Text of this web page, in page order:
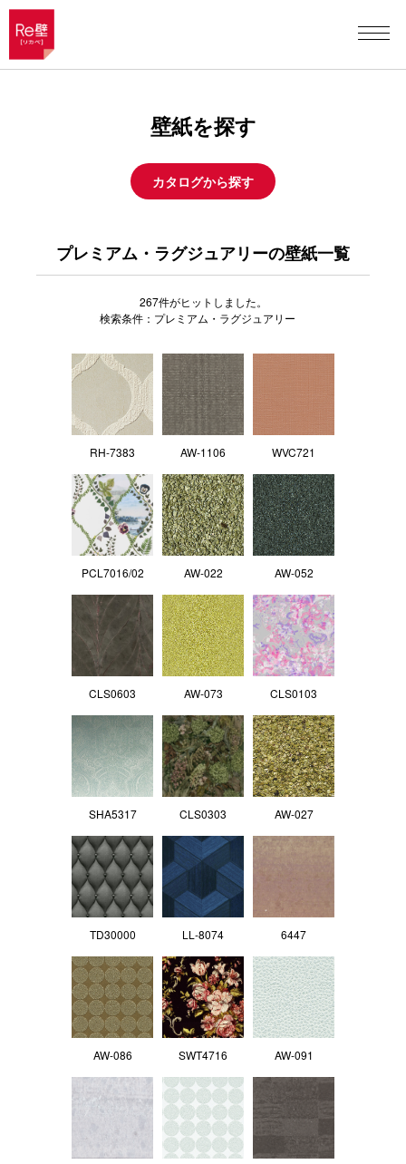
壁紙を探す
カタログから探す
プレミアム・ラグジュアリーの壁紙一覧
267件がヒットしました。
検索条件：プレミアム・ラグジュアリー
RH-7383 AW-1106 WVC721
PCL7016/02 AW-022 AW-052
CLS0603 AW-073 CLS0103
SHA5317 CLS0303 AW-027
TD30000 LL‐8074 6447
AW-086 SWT4716 AW-091